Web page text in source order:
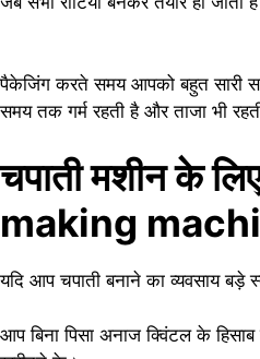
पैकेजिंग करते समय आपको बहुत सारी
समय तक गर्म रहती है और ताजा भी
चपाती मशीन के
making
यदि आप चपाती बनाने का व्यवसाय
आप बिना पिसा अनाज क्विंटल के